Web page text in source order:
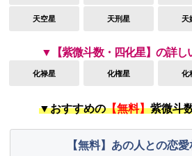
天空星 天刑星 天
▼【紫微斗数・四化星】の詳し
化禄星 化権星 化
▼おすすめの【無料】紫微斗
【無料】あの人との恋愛